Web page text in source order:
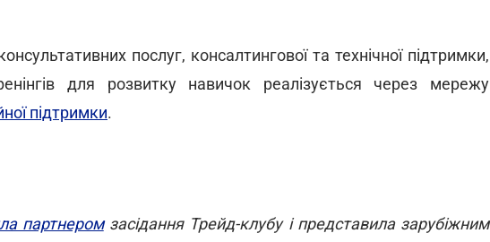
послуг, консалтингової та технічної підтримки,
для розвитку навичок реалізується через мережу
підтримки.
партнеромзасідання Трейд-клубу і представила зарубіжним